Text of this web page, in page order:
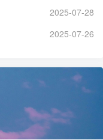
2025-07-28
2025-07-26